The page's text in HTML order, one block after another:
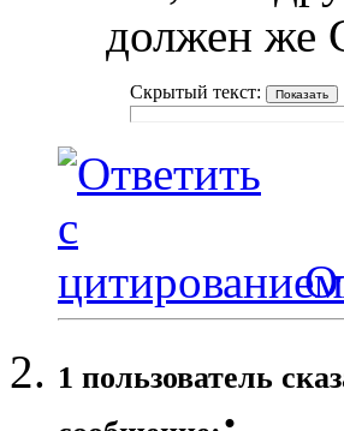
должен же
Скрытый текст:
1 пользователь